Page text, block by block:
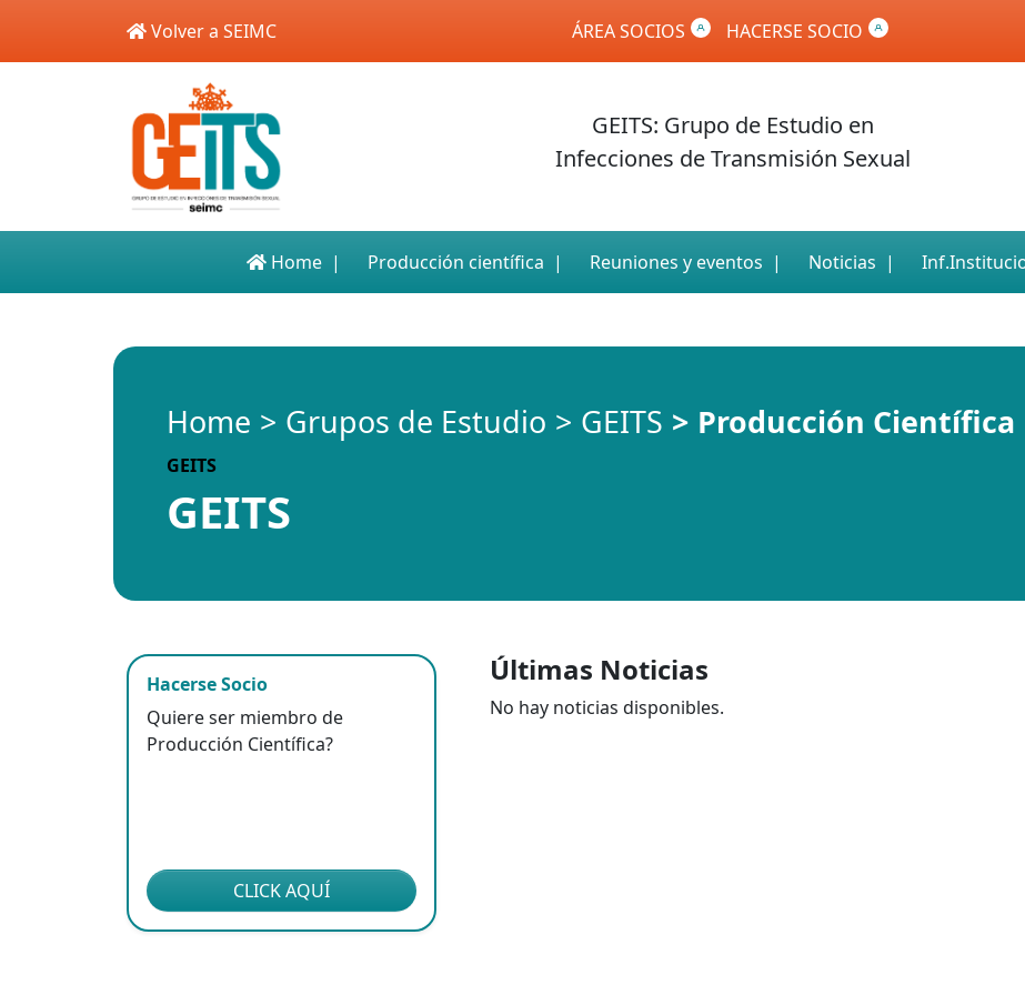
Volver a SEIMC ÁREA SOCIOS HACERSE SOCIO
GEITS: Grupo de Estudio en
Infecciones de Transmisión Sexual
Home Producción científica Reuniones y eventos Noticias
Home Grupos de Estudio GEITS Producción Científica
GEITS
GEITS
Hacerse Socio
Quiere ser miembro de
Producción Científica?
CLICK AQUÍ
Últimas Noticias
No hay noticias disponibles.